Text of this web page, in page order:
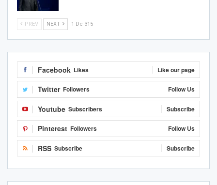
PREV NEXT 1 De 315
Facebook Likes Like our page
Twitter Followers Follow Us
Youtube Subscribers Subscribe
Pinterest Followers Follow Us
RSS Subscribe Subscribe